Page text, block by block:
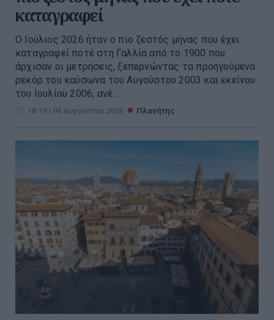
καταγραφεί
Ο Ιούλιος 2026 ήταν ο πιο ζεστός μήνας που έχει
καταγραφεί ποτέ στη Γαλλία από το 1900 που
άρχισαν οι μετρήσεις, ξεπερνώντας τα προηγούμενα
ρεκόρ του καύσωνα του Αυγούστου 2003 και εκείνου
του Ιουλίου 2006, ανέ...
18:19 | 04 Αυγούστου 2026 Πλανήτης